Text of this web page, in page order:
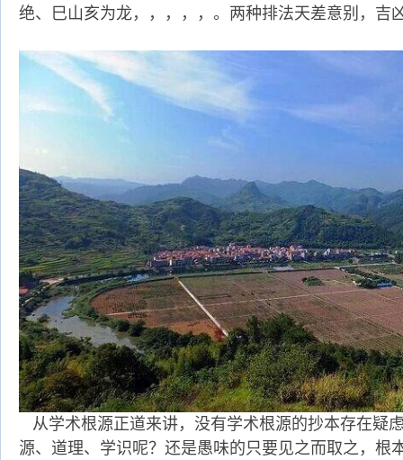
绝、巳山亥为龙，，，，，。两种排法天差意别，吉
从学术根源正道来讲，没有学术根源的抄本存在疑
源、道理、学识呢？还是愚味的只要见之而取之，根